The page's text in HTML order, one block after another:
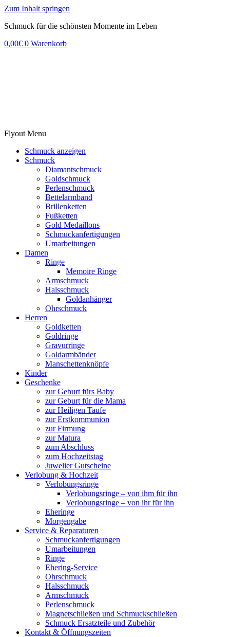
Zum Inhalt springen
Schmuck für die schönsten Momente im Leben
0,00€ 0 Warenkorb
Flyout Menu
Schmuck anzeigen
Schmuck
Diamantschmuck
Goldschmuck
Perlenschmuck
Bettelarmband
Brillenketten
Fußketten
Gold Medaillons
Schmuckanfertigungen
Umarbeitungen
Damen
Ringe
Memoire Ringe
Armschmuck
Halsschmuck
Goldanhänger
Ohrschmuck
Herren
Goldketten
Goldringe
Gravurringe
Goldarmbänder
Manschettenknöpfe
Kinder
Geschenke
zur Geburt fürs Baby
zur Geburt für die Mama
zur Heiligen Taufe
zur Erstkommunion
zur Firmung
zur Matura
zum Abschluss
zum Hochzeitstag
Juwelier Gutscheine
Verlobung & Hochzeit
Verlobungsringe
Verlobungsringe – von ihm für ihn
Verlobungsringe – von ihr für ihn
Eheringe
Morgengabe
Service & Reparaturen
Schmuckanfertigungen
Umarbeitungen
Ringe
Ehering-Service
Ohrschmuck
Halsschmuck
Armschmuck
Perlenschmuck
Magnetschließen und Schmuckschließen
Schmuck Ersatzteile und Zubehör
Kontakt & Öffnungszeiten